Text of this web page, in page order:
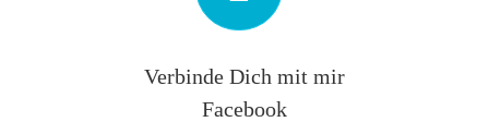
Verbinde Dich mit mir
Facebook